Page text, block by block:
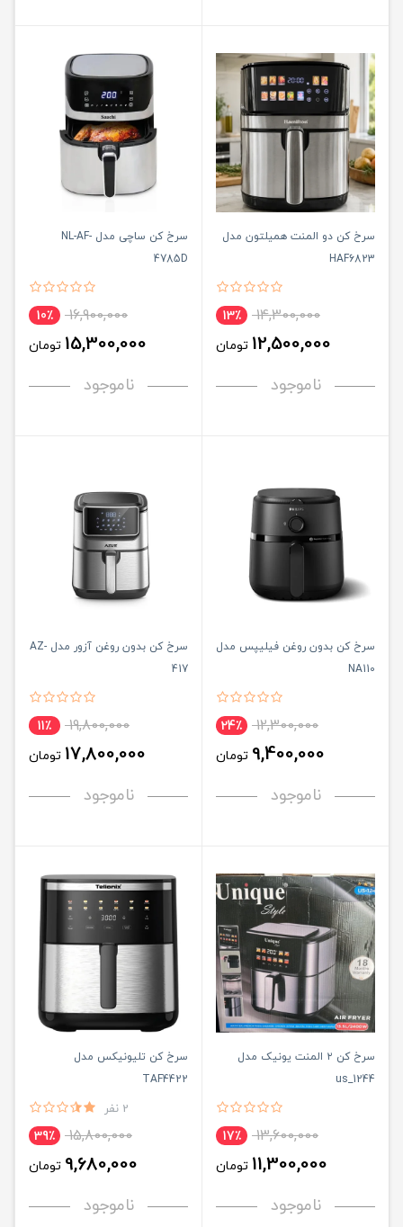
سرخ کن دو المنت همیلتون مدل
HAF6823
14,300,000 13٪
12,500,000 تومان
ناموجود
سرخ کن ساچی مدل NL-AF-
4785D
16,900,000 10٪
15,300,000 تومان
ناموجود
سرخ کن بدون روغن فیلیپس مدل
NA110
12,300,000 24٪
9,400,000 تومان
ناموجود
سرخ کن بدون روغن آزور مدل AZ-
417
19,800,000 11٪
17,800,000 تومان
ناموجود
سرخ کن ۲ المنت یونیک مدل
us_1244
13,600,000 17٪
11,300,000 تومان
ناموجود
سرخ کن تلیونیکس مدل
TAF4422
2 نفر
15,800,000 39٪
9,680,000 تومان
ناموجود